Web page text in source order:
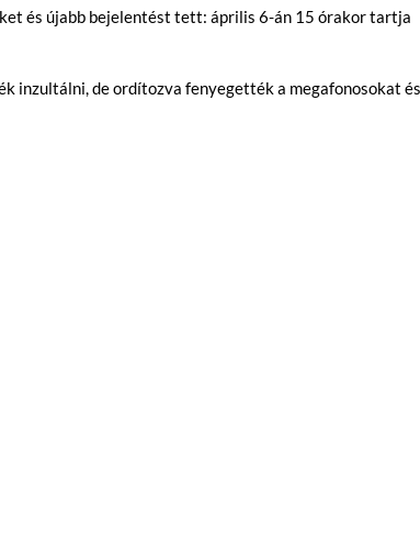
és újabb bejelentést tett: április 6-án 15 órakor tartja
inzultálni, de ordítozva fenyegették a megafonosokat és